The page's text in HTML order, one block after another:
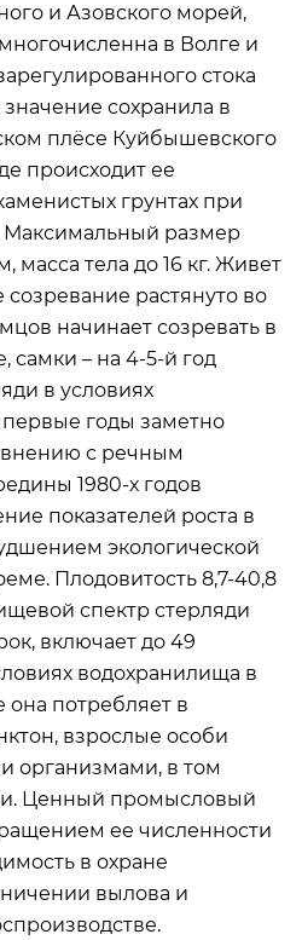
и Азовского морей,
в Волге и
стока
сохранила в
плёсе Куйбышевского
происходит ее
грунтах при
Максимальный размер
масса тела до 16 кг. Живет
созревание растянуто во
начинает созревать в
самки – на 4-5-й год
в условиях
годы заметно
с речным
1980-х годов
показателей роста в
экологической
Плодовитость 8,7-40,8
спектр стерляди
включает до 49
водохранилища в
она потребляет в
взрослые особи
организмами, в том
Ценный промысловый
ее численности
в охране
вылова и